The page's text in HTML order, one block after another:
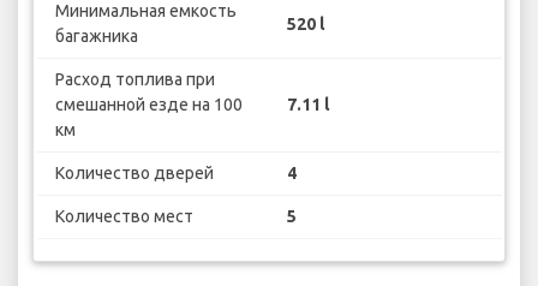
Минимальная емкость
багажника
520 l
Расход топлива при
смешанной езде на 100
км
7.11 l
Количество дверей 4
Количество мест 5